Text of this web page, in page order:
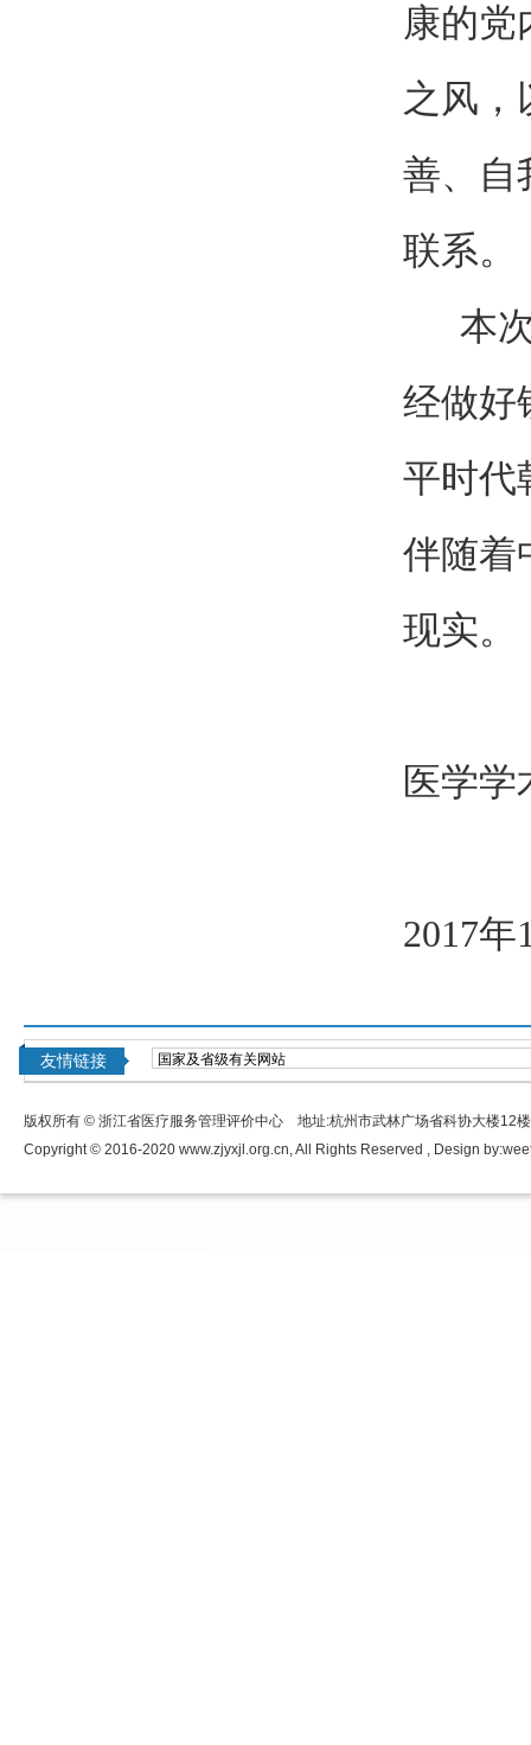
康的
之风，
善、自
联系。
本次
经做好
平时代
伴随着
现实。
医学学
2017年
友情链接
版权所有 © 浙江省医疗服务管理评价中心 地址:杭州市武林广场省科协大楼12
Copyright © 2016-2020 www.zjyxjl.org.cn, All Rights Reserved , Design by: